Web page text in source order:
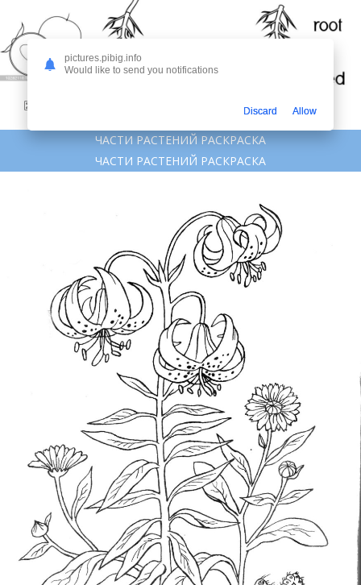
ЧАСТИ РАСТЕНИЙ РАСКРАСКА
ЧАСТИ РАСТЕНИЙ РАСКРАСКА
pictures.pibig.info
Would like to send you notifications
Discard Allow